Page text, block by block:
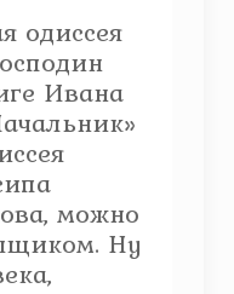
одиссея
Ивана
можно
Ну